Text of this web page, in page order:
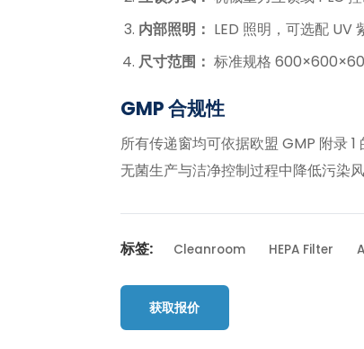
内部照明： LED 照明，可选配 UV
尺寸范围： 标准规格
GMP 合规性
所有传递窗均可依据欧盟 GMP 附录
无菌生产与洁净控制过程中降低污染
标签: Cleanroom HEPA Filter
获取报价